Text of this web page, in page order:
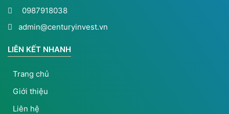
0987918038
admin@centuryinvest.vn
LIÊN KẾT NHANH
Trang chủ
Giới thiệu
Liên hệ